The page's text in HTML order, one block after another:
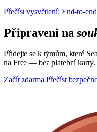
Přečíst vysvětlení: End-to-
Připraveni na
Přidejte se k týmům, které
na Free — bez platební karty.
Začít zdarma Přečíst